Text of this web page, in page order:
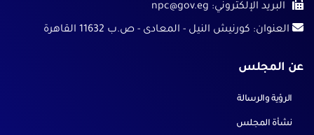
البريد الإلكتروني: npc@gov.eg
العنوان: كورنيش النيل - المعادى - ص.ب 11632 القاهرة
عن المجلس
الرؤية والرسالة
نشأة المجلس